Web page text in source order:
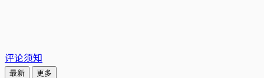
评论须知
最新 更多